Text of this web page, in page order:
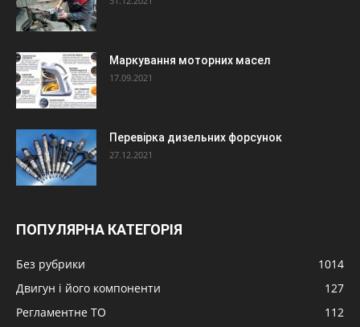
Маркування моторних масел
17.09.2021
Перевірка дизельних форсунок
27.12.2021
ПОПУЛЯРНА КАТЕГОРІЯ
Без рубрики
1014
Двигун і його компоненти
127
Регламентне ТО
112